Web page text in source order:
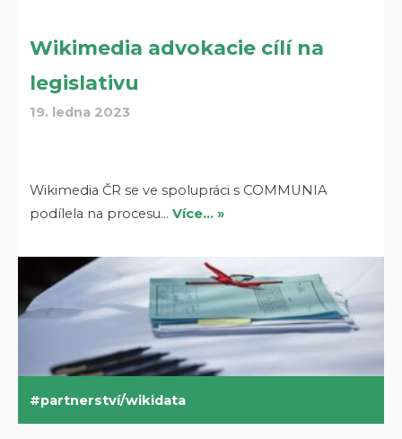
Wikimedia advokacie cílí na
legislativu
19. ledna 2023
Wikimedia ČR se ve spolupráci s COMMUNIA
podílela na procesu…Více… »
partnerství/wikidata